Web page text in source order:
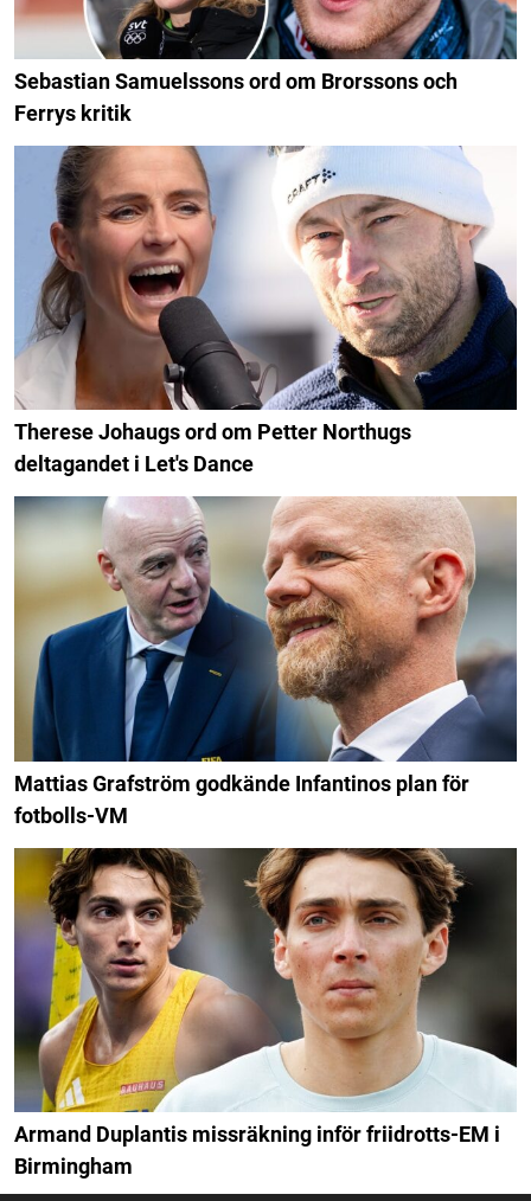
Sebastian Samuelssons ord om Brorssons och
Ferrys kritik
Therese Johaugs ord om Petter Northugs
deltagandet i Let's Dance
Mattias Grafström godkände Infantinos plan för
fotbolls-VM
Armand Duplantis missräkning inför friidrotts-EM i
Birmingham